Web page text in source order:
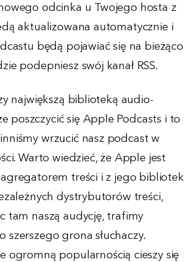
odcinka u Twojego hosta z
aktualizowana automatycznie i
będą pojawiać się na bieżąco
podepniesz swój kanał RSS.
największą biblioteką audio-
poszczycić się Apple Podcasts i to
wrzucić nasz podcast w
Warto wiedzieć, że Apple jest
treści i z jego bibliotek
dystrybutorów treści,
tam naszą audycję, trafimy
szerszego grona słuchaczy.
ogromną popularnością cieszy się